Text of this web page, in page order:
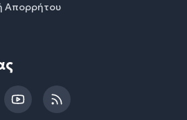
Απορρήτου
YouTubeRSS